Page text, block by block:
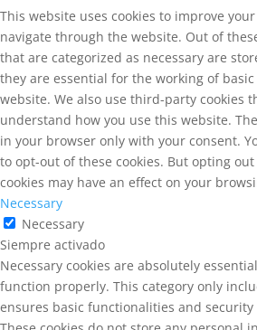
This website uses cookies to improve
navigate through the website. Out of
that are categorized as necessary are
they are essential for the working of
website. We also use third-party cookies
understand how you use this website.
in your browser only with your consent.
to opt-out of these cookies. But opting
cookies may have an effect on your
Necessary
Necessary
Siempre activado
Necessary cookies are absolutely
function properly. This category only
ensures basic functionalities and